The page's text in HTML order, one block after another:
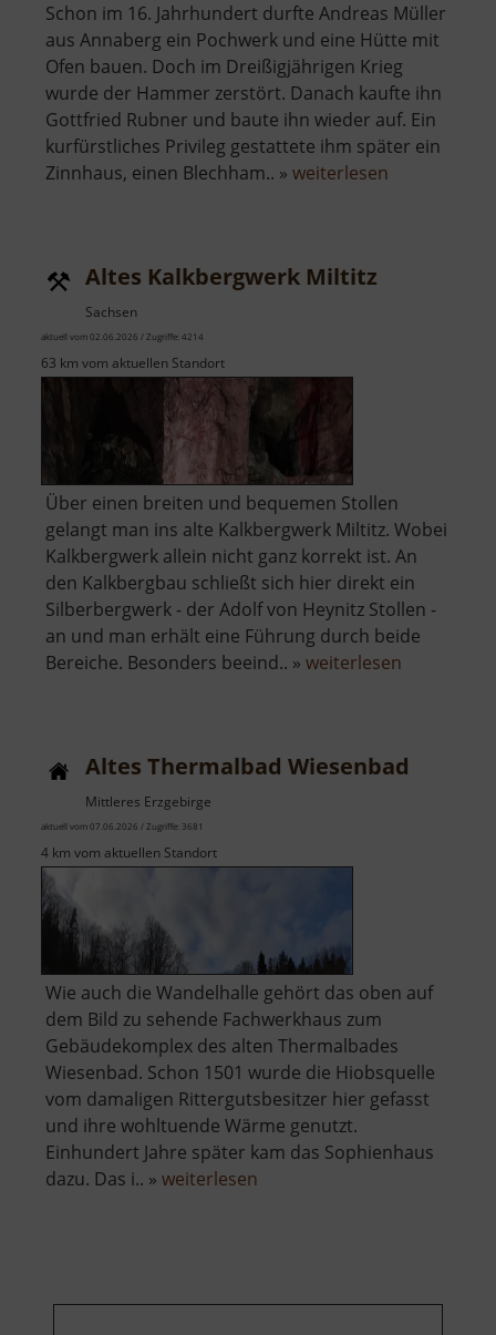
Schon im 16. Jahrhundert durfte Andreas Müller
aus Annaberg ein Pochwerk und eine Hütte mit
Ofen bauen. Doch im Dreißigjährigen Krieg
wurde der Hammer zerstört. Danach kaufte ihn
Gottfried Rubner und baute ihn wieder auf. Ein
kurfürstliches Privileg gestattete ihm später ein
Zinnhaus, einen Blechham.. » weiterlesen
Altes Kalkbergwerk Miltitz
Sachsen
aktuell vom 02.06.2026 / Zugriffe: 4214
63 km vom aktuellen Standort
Über einen breiten und bequemen Stollen
gelangt man ins alte Kalkbergwerk Miltitz. Wobei
Kalkbergwerk allein nicht ganz korrekt ist. An
den Kalkbergbau schließt sich hier direkt ein
Silberbergwerk - der Adolf von Heynitz Stollen -
an und man erhält eine Führung durch beide
Bereiche. Besonders beeind.. » weiterlesen
Altes Thermalbad Wiesenbad
Mittleres Erzgebirge
aktuell vom 07.06.2026 / Zugriffe: 3681
4 km vom aktuellen Standort
Wie auch die Wandelhalle gehört das oben auf
dem Bild zu sehende Fachwerkhaus zum
Gebäudekomplex des alten Thermalbades
Wiesenbad. Schon 1501 wurde die Hiobsquelle
vom damaligen Rittergutsbesitzer hier gefasst
und ihre wohltuende Wärme genutzt.
Einhundert Jahre später kam das Sophienhaus
dazu. Das i.. » weiterlesen